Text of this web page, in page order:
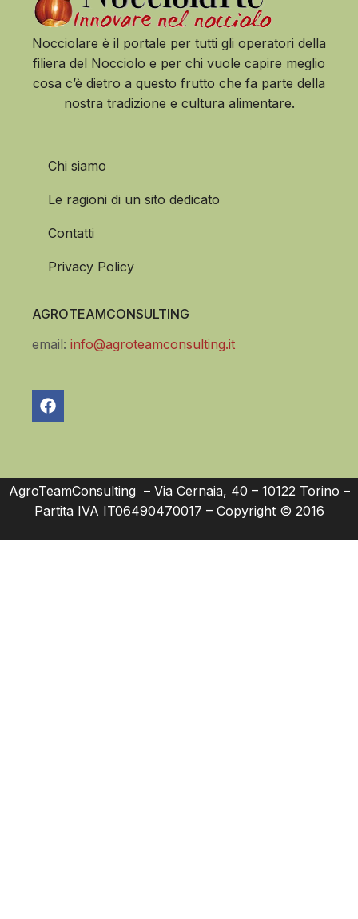
Nocciolare è il portale per tutti gli operatori della
filiera del Nocciolo e per chi vuole capire meglio
cosa c’è dietro a questo frutto che fa parte della
nostra tradizione e cultura alimentare.
Chi siamo
Le ragioni di un sito dedicato
Contatti
Privacy Policy
AGROTEAMCONSULTING
email: info@agroteamconsulting.it
AgroTeamConsulting – Via Cernaia, 40 – 10122 Torino –
Partita IVA IT06490470017 – Copyright © 2016